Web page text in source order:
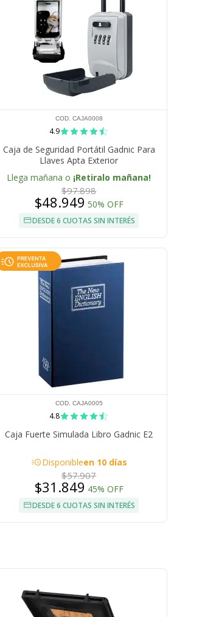
COD. CAJA0008
4.9
Caja de Seguridad Portátil Gadnic Para
Llaves Apta Exterior
Llega mañana o ¡Retiralo mañana!
$97.898
$48.949 50% OFF
DESDE 6 CUOTAS SIN INTERÉS
COD. CAJA0005
4.8
Caja Fuerte Simulada Libro Gadnic E2
acuteDisponibleen 10 días
$57.907
$31.849 45% OFF
DESDE 6 CUOTAS SIN INTERÉS